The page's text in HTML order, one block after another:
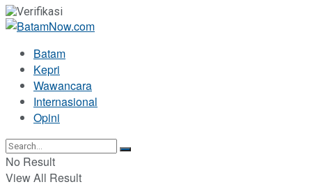
Batam
Kepri
Wawancara
Internasional
Opini
No Result
View All Result